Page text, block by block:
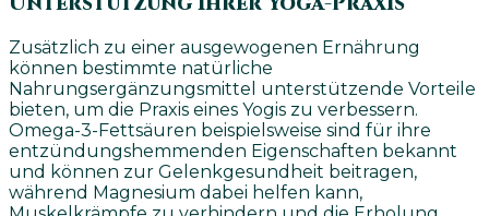
Zusätzlich zu einer ausgewogenen Ernährung
können bestimmte natürliche
Nahrungsergänzungsmittel unterstützende Vorteile
bieten, um die Praxis eines Yogis zu verbessern.
Omega-3-Fettsäuren beispielsweise sind für ihre
entzündungshemmenden Eigenschaften bekannt
und können zur Gelenkgesundheit beitragen,
während Magnesium dabei helfen kann,